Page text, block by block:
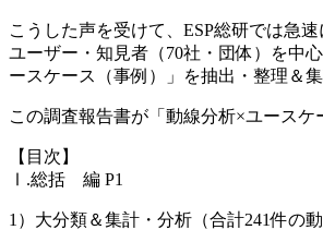
こうした声を受けて、ESP総研では急
ユーザー・知見者（70社・団体）を中
ースケース（事例）」を抽出・整理＆
この調査報告書が「動線分析×ユース
【目次】
Ⅰ.総括 編 P1
1）大分類＆集計・分析（合計241件の